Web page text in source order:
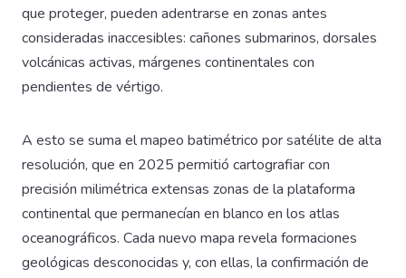
que proteger, pueden adentrarse en zonas antes
consideradas inaccesibles: cañones submarinos, dorsales
volcánicas activas, márgenes continentales con
pendientes de vértigo.
A esto se suma el mapeo batimétrico por satélite de alta
resolución, que en 2025 permitió cartografiar con
precisión milimétrica extensas zonas de la plataforma
continental que permanecían en blanco en los atlas
oceanográficos. Cada nuevo mapa revela formaciones
geológicas desconocidas y, con ellas, la confirmación de